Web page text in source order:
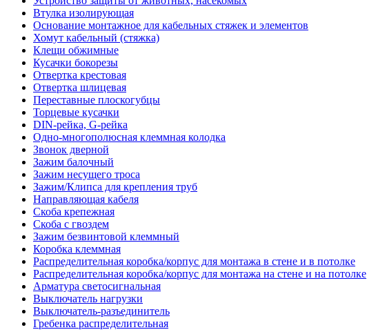
Втулка изолирующая
Основание монтажное для кабельных стяжек и элементов
Хомут кабельный (стяжка)
Клещи обжимные
Кусачки бокорезы
Отвертка крестовая
Отвертка шлицевая
Переставные плоскогубцы
Торцевые кусачки
DIN-рейка, G-рейка
Одно-многополюсная клеммная колодка
Звонок дверной
Зажим балочный
Зажим несущего троса
Зажим/Клипса для крепления труб
Направляющая кабеля
Скоба крепежная
Скоба с гвоздем
Зажим безвинтовой клеммный
Коробка клеммная
Распределительная коробка/корпус для монтажа в стене и в потолке
Распределительная коробка/корпус для монтажа на стене и на потолке
Арматура светосигнальная
Выключатель нагрузки
Выключатель-разъединитель
Гребенка распределительная